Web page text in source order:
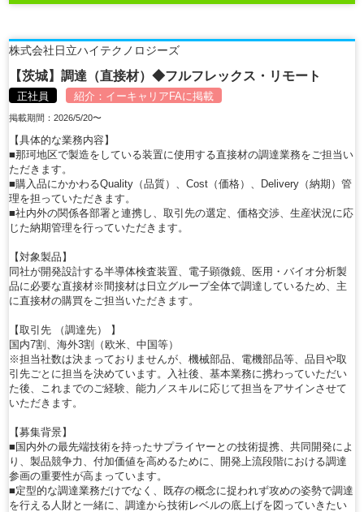
株式会社日立ハイテクノロジーズ
【茨城】調達（直接材）◆フルフレックス・リモート
正社員 紹介： イーキャリアFAに掲載
掲載期間：2026/5/20〜
【具体的な業務内容】
■那珂地区で製造をしている装置に使用する直接材の調達業務をご担当い
ただきます。
■購入品にかかわるQuality（品質）、Cost（価格）、Delivery（納期）管
理を担っていただきます。
■社内外の関係各部署と連携し、取引先の選定、価格交渉、生産状況に応
じた納期管理を行っていただきます。
【対象製品】
同社が開発設計する半導体検査装置、電子顕微鏡、医用・バイオ分析製
品に必要な直接材※間接材は日立グループ全体で調達しているため、主
に直接材の購買をご担当いただきます。
【取引先 （調達先） 】
国内7割、海外3割（欧米、中国等）
※担当社数は決まっておりませんが、機械部品、電機部品等、品目や取
引先ごとに担当を決めています。入社後、基本業務に携わっていただい
た後、これまでのご経験、能力／スキルに応じて担当をアサインさせて
いただきます。
【募集背景】
■国内外の最先端技術を持ったサプライヤーとの技術提携、共同開発によ
り、製品競争力、付加価値を高めるために、開発上流段階における調達
参画の重要性が高まっています。
■定型的な調達業務だけでなく、既存の概念に捉われず攻めの姿勢で調達
を行える人財と一緒に、調達から技術レベルの底上げを図っていきたい